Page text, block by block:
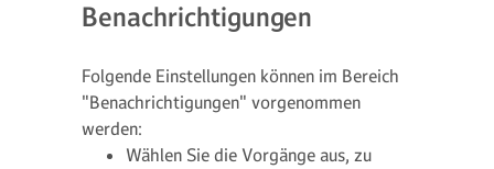
Benachrichtigungen
Folgende Einstellungen können im Bereich
"Benachrichtigungen" vorgenommen
werden:
Wählen Sie die Vorgänge aus, zu